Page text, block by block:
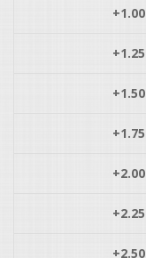
+1.00
+1.25
+1.50
+1.75
+2.00
+2.25
+2.50